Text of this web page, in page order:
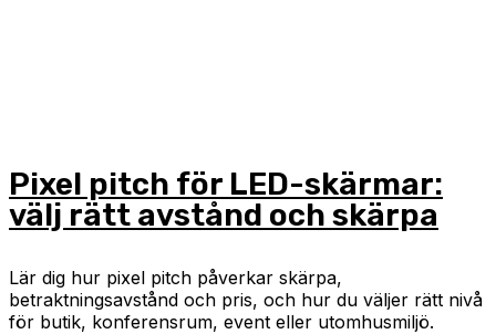
Pixel pitch för LED-skärmar:
välj rätt avstånd och skärpa
Lär dig hur pixel pitch påverkar skärpa,
betraktningsavstånd och pris, och hur du väljer rätt nivå
för butik, konferensrum, event eller utomhusmiljö.